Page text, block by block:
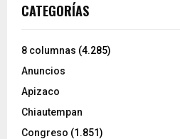
CATEGORÍAS
8 columnas (4.285)
Anuncios
Apizaco
Chiautempan
Congreso (1.851)